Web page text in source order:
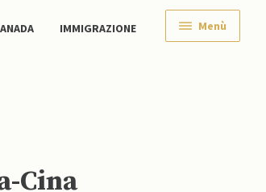
IMMIGRAZIONE Menù
Cina